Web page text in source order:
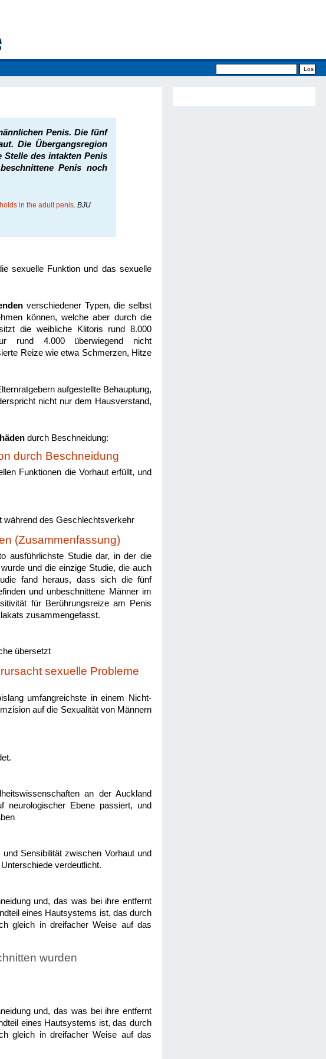
Penis. Die fünf
Die Übergangsregion
des intakten Penis
Penis noch
in the adult penis.BJU
sexuelle Funktion und das sexuelle
verschiedener Typen, die selbst
können, welche aber durch die
die weibliche Klitoris rund 8.000
rund 4.000 überwiegend nicht
Reize wie etwa Schmerzen, Hitze
aufgestellte Behauptung,
nicht nur dem Hausverstand,
durch Beschneidung:
durch Beschneidung
Funktionen die Vorhaut erfüllt, und
während des Geschlechtsverkehr
(Zusammenfassung)
ausführlichste Studie dar, in der die
und die einzige Studie, die auch
fand heraus, dass sich die fünf
und unbeschnittene Männer im
für Berührungsreize am Penis
zusammengefasst.
übersetzt
sexuelle Probleme
umfangreichste in einem Nicht-
auf die Sexualität von Männern
an der Auckland
neurologischer Ebene passiert, und
Sensibilität zwischen Vorhaut und
verdeutlicht.
und, das was bei ihre entfernt
eines Hautsystems ist, das durch
gleich in dreifacher Weise auf das
wurden
und, das was bei ihre entfernt
eines Hautsystems ist, das durch
gleich in dreifacher Weise auf das